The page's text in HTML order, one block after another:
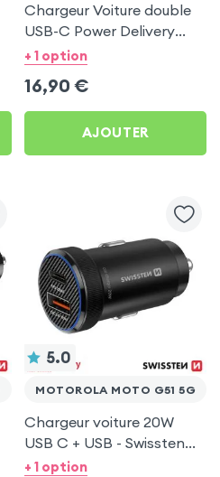
Chargeur Voiture double
USB-C Power Delivery
20W - Swissten pour
+ 1 option
16,90 €
AJOUTER
5.0
MOTOROLA MOTO G51 5G
Chargeur voiture 20W
USB C + USB - Swissten
pour Motorola Moto G51
+ 1 option